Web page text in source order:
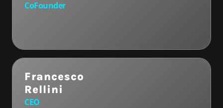
CoFounder
Francesco
Rellini
CEO